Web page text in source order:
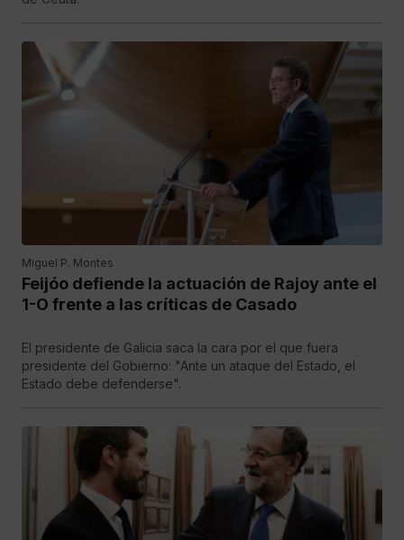
Miguel P. Montes
Feijóo defiende la actuación de Rajoy ante el
1-O frente a las críticas de Casado
El presidente de Galicia saca la cara por el que fuera
presidente del Gobierno: "Ante un ataque del Estado, el
Estado debe defenderse".